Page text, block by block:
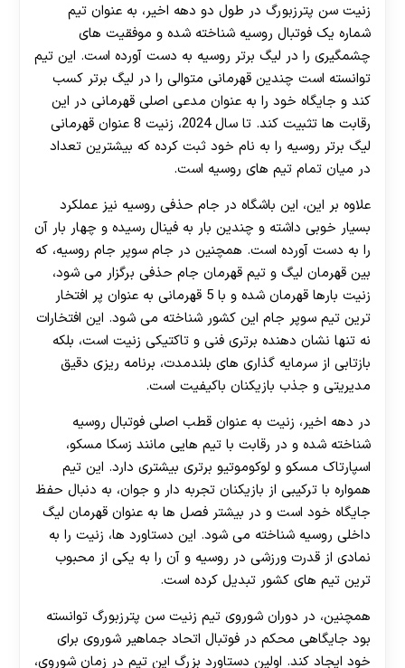
زنیت سن پترزبورگ در طول دو دهه اخیر، به عنوان تیم
شماره یک فوتبال روسیه شناخته شده و موفقیت های
چشمگیری را در لیگ برتر روسیه به دست آورده است. این تیم
توانسته است چندین قهرمانی متوالی را در لیگ برتر کسب
کند و جایگاه خود را به عنوان مدعی اصلی قهرمانی در این
رقابت ها تثبیت کند. تا سال 2024، زنیت 8 عنوان قهرمانی
لیگ برتر روسیه را به نام خود ثبت کرده که بیشترین تعداد
در میان تمام تیم های روسیه است.
علاوه بر این، این باشگاه در جام حذفی روسیه نیز عملکرد
بسیار خوبی داشته و چندین بار به فینال رسیده و چهار بار آن
را به دست آورده است. همچنین در جام سوپر جام روسیه، که
بین قهرمان لیگ و تیم قهرمان جام حذفی برگزار می شود،
زنیت بارها قهرمان شده و با 5 قهرمانی به عنوان پر افتخار
ترین تیم سوپر جام این کشور شناخته می شود. این افتخارات
نه تنها نشان دهنده برتری فنی و تاکتیکی زنیت است، بلکه
بازتابی از سرمایه گذاری های بلندمدت، برنامه ریزی دقیق
مدیریتی و جذب بازیکنان باکیفیت است.
در دهه اخیر، زنیت به عنوان قطب اصلی فوتبال روسیه
شناخته شده و در رقابت با تیم هایی مانند زسکا مسکو،
اسپارتاک مسکو و لوکوموتیو برتری بیشتری دارد. این تیم
همواره با ترکیبی از بازیکنان تجربه دار و جوان، به دنبال حفظ
جایگاه خود است و در بیشتر فصل ها به عنوان قهرمان لیگ
داخلی روسیه شناخته می شود. این دستاورد ها، زنیت را به
نمادی از قدرت ورزشی در روسیه و آن را به یکی از محبوب
ترین تیم های کشور تبدیل کرده است.
همچنین، در دوران شوروی تیم زنیت سن پترزبورگ توانسته
بود جایگاهی محکم در فوتبال اتحاد جماهیر شوروی برای
خود ایجاد کند. اولین دستاورد بزرگ این تیم در زمان شوروی،